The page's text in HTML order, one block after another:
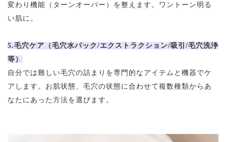
変わり機能（ターンオーバー）を整えます。ワントーン明る
い肌に。
5.毛穴ケア（毛穴水パック/エクストラクション/吸引/毛穴洗浄
等）
自分では難しい毛穴の詰まりを専門的なアイテムと機器でケ
アします。お肌状態、毛穴の状態に合わせて複数種類からあ
なたにあった方法を選びます。